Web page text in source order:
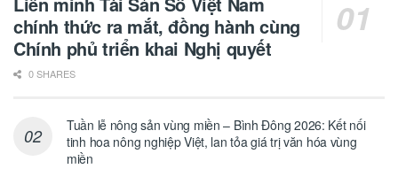
chính thức ra mắt, đồng hành cùng
Chính phủ triển khai Nghị quyết
0 SHARES
Tuần lễ nông sản vùng miền – Bình Đông 2026: Kết nối
tinh hoa nông nghiệp Việt, lan tỏa giá trị văn hóa vùng
miền